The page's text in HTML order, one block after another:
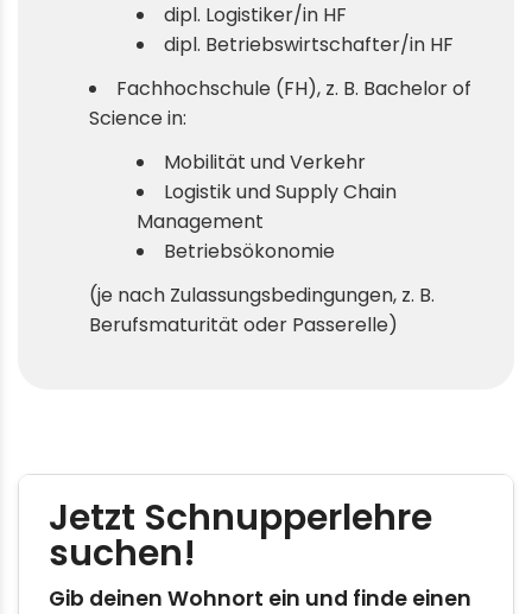
dipl. Logistiker/in HF
dipl. Betriebswirtschafter/in HF
Fachhochschule (FH), z. B. Bachelor of
Science in:
Mobilität und Verkehr
Logistik und Supply Chain
Management
Betriebsökonomie
(je nach Zulassungsbedingungen, z. B.
Berufsmaturität oder Passerelle)
Gib deinen Wohnort ein und finde einen